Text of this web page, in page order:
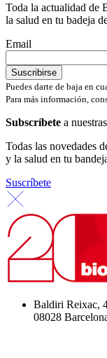
Toda la actualidad de
la salud en tu badeja
Email
Puedes darte de baja en
Para más información,
Subscríbete a nuestras
Todas las novedades
y la salud en tu
Suscríbete
Baldiri Reixac,
08028